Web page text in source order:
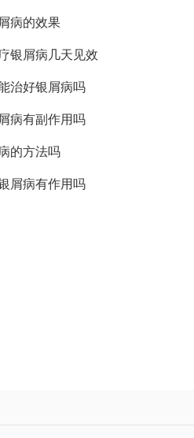
病的效果
银屑病几天见效
治好银屑病吗
病有副作用吗
的方法吗
屑病有作用吗